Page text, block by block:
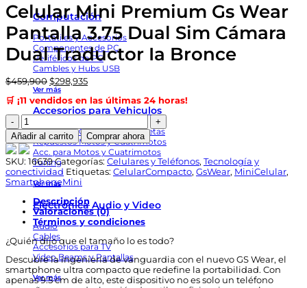
Computación
Portátiles y Accesorios
Componentes de PC
Periféricos de PC
Cambles y Hubs USB
Ver más
Accesorios para Vehiculos
Repuestos Carros y Camionetas
Repuestos Motos y Cuatrimotos
Acc. para Motos y Cuatrimotos
Tuning
Ver más
Electrónica Audio y Video
Audio
Cables
Accesorios para TV
Video Beams y Pantallas
Ver más
Celular Mini Premium Gs Wear
Pantalla 3.75 Dual Sim Cámara
Dual Traductor Ia Bronce
$459,900 El
precio
original
era:
$298,935El
actual
es:
🛒 ¡11 vendidos en las últimas 24 horas!
Celular
Mini
Premium
Gs
Wear
Pantalla
3.75
Sim
Cámara
Dual
Traductor
Ia
Bronce
cantidad
Añadir al carrito Comprar ahora
SKU: 16639 Categorías: Celulares y Teléfonos, Tecnología y
conectividad Etiquetas: CelularCompacto, GsWear, MiniCelular,
SmartphoneMini
Descripción
Valoraciones (0)
Términos y condiciones
¿Quién dijo que el tamaño lo es todo?
Descubre la ingeniería de vanguardia con el nuevo GS Wear, el
smartphone ultra compacto que redefine la portabilidad. Con
apenas 9.5 cm de alto, este dispositivo no es solo un teléfono